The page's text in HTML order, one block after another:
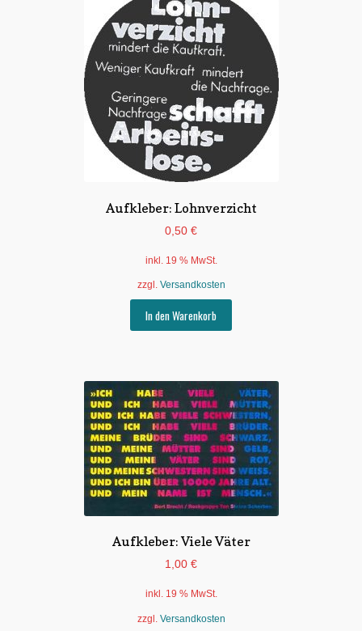
Aufkleber: Lohnverzicht
0,50 €
inkl. 19 % MwSt.
zzgl. Versandkosten
In den Warenkorb
Aufkleber: Viele Väter
1,00 €
inkl. 19 % MwSt.
zzgl. Versandkosten